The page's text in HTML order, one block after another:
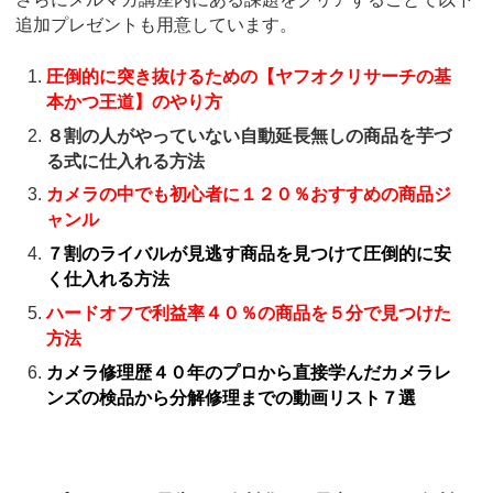
追加プレゼントも用意しています。
圧倒的に突き抜けるための【ヤフオクリサーチの基
本かつ王道】のやり方
８割の人がやっていない自動延長無しの商品を芋づ
る式に仕入れる方法
カメラの中でも初心者に１２０％おすすめの商品ジ
ャンル
７割のライバルが見逃す商品を見つけて圧倒的に安
く仕入れる方法
ハードオフで利益率４０％の商品を５分で見つけた
方法
カメラ修理歴４０年のプロから直接学んだカメラレ
ンズの検品から分解修理までの動画リスト７選